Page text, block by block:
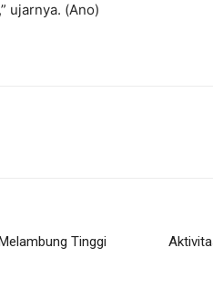
ujarnya. (Ano)
Tinggi